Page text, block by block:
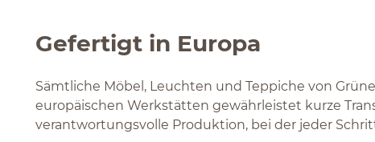
Gefertigt in Europa
Sämtliche Möbel, Leuchten und Teppiche von
europäischen Werkstätten gewährleistet kurze
verantwortungsvolle Produktion, bei der jeder